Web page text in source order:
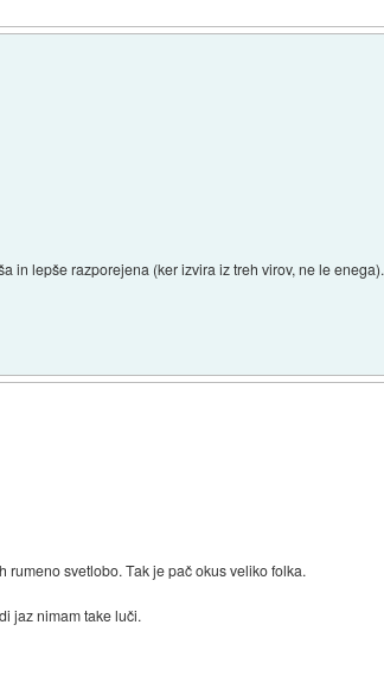
in lepše razporejena (ker izvira iz treh virov, ne le enega).
svetlobo. Tak je pač okus veliko folka.
jaz nimam take luči.